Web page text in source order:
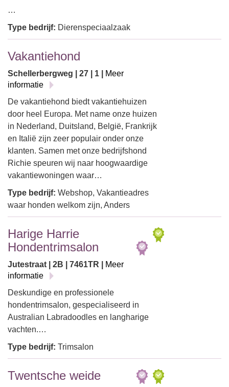
…
Type bedrijf: Dierenspeciaalzaak
Vakantiehond
Schellerbergweg | 27 | 1 |
Meer
informatie
De vakantiehond biedt vakantiehuizen
door heel Europa. Met name onze huizen
in Nederland, Duitsland, België, Frankrijk
en Italië zijn zeer populair onder onze
klanten. Samen met onze bedrijfshond
Richie speuren wij naar hoogwaardige
vakantiewoningen waar…
Type bedrijf: Webshop, Vakantieadres
waar honden welkom zijn, Anders
Harige Harrie
Hondentrimsalon
Jutestraat | 2B | 7461TR |
Meer
informatie
Deskundige en professionele
hondentrimsalon, gespecialiseerd in
Australian Labradoodles en langharige
vachten.…
Type bedrijf: Trimsalon
Twentsche weide